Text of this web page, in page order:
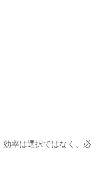
率は選択ではなく、必